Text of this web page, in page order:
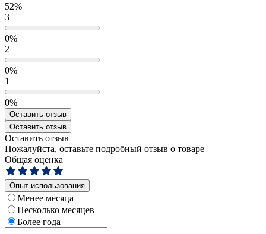
52%
3
0%
2
0%
1
0%
Оставить отзыв
Оставить отзыв
Оставить отзыв
Пожалуйста, оставьте подробный отзыв о товаре
Общая оценка
Опыт использования
Менее месяца
Несколько месяцев
Более года